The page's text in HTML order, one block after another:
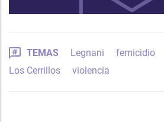
TEMAS Legnani femicidio
Los Cerrillos
violencia